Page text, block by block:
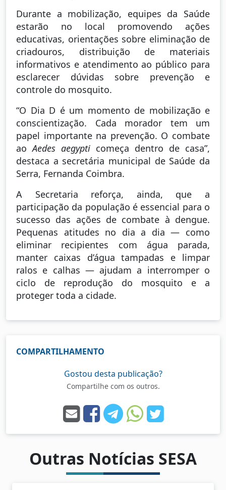
Durante a mobilização, equipes da Saúde
estarão no local promovendo ações
educativas, orientações sobre eliminação de
criadouros, distribuição de materiais
informativos e atendimento ao público para
esclarecer dúvidas sobre prevenção e
controle do mosquito.
“O Dia D é um momento de mobilização e
conscientização. Cada morador tem um
papel importante na prevenção. O combate
aoAedes aegypti começa dentro de casa”,
destaca a secretária municipal de Saúde da
Serra, Fernanda Coimbra.
A Secretaria reforça, ainda, que a
participação da população é essencial para o
sucesso das ações de combate à dengue.
Pequenas atitudes no dia a dia — como
eliminar recipientes com água parada,
manter caixas d’água tampadas e limpar
ralos e calhas — ajudam a interromper o
ciclo de reprodução do mosquito e a
proteger toda a cidade.
COMPARTILHAMENTO
Gostou desta publicação?
Compartilhe com os outros.
Outras Notícias SESA